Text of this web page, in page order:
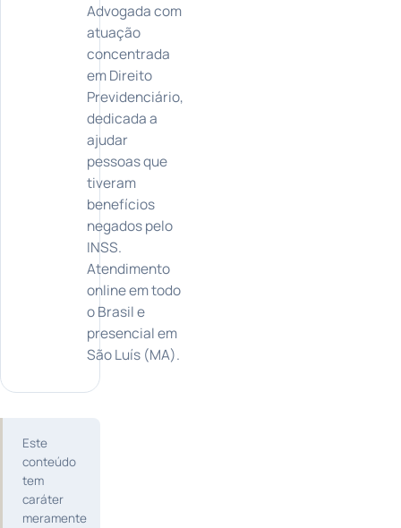
Advogada com
atuação
concentrada
em Direito
Previdenciário,
dedicada a
ajudar
pessoas que
tiveram
benefícios
negados pelo
INSS.
Atendimento
online em todo
o Brasil e
presencial em
São Luís (MA).
Este
conteúdo
tem
caráter
meramente